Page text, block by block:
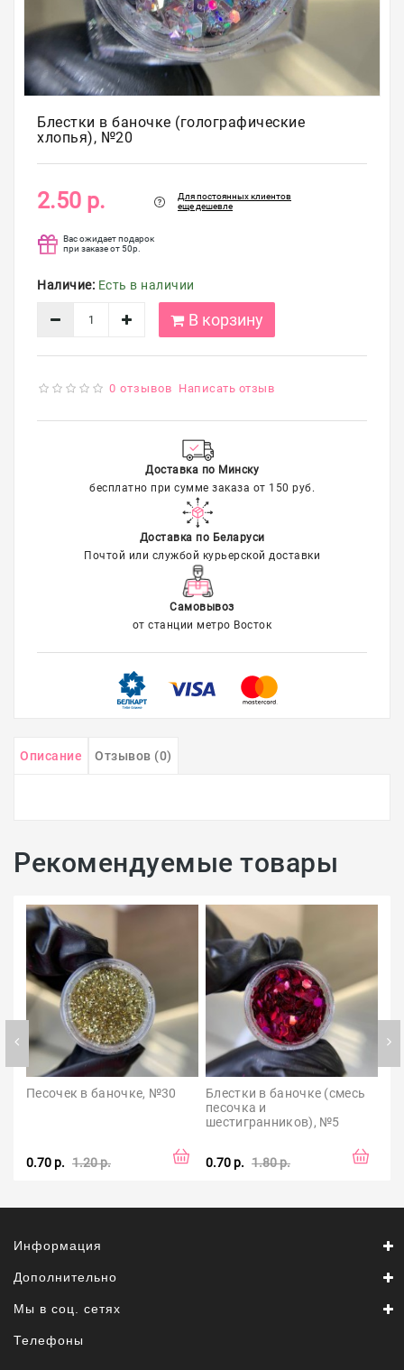
био
тату
Подарочные
Подарочная
упаковка
Распродажа
Блестки в баночке (голографические
хлопья), №20
2.50 р.
Для постоянных клиентов
еще дешевле
Вас ожидает подарок
при заказе от 50р.
Наличие: Есть в наличии
В корзину
0 отзывов Написать отзыв
Доставка по Минску
бесплатно при сумме заказа от 150 руб.
Доставка по Беларуси
Почтой или службой курьерской доставки
Самовывоз
от станции метро Восток
Описание Отзывов (0)
Рекомендуемые товары
Песочек в баночке, №30
0.70 р. 1.20 р.
Блестки в баночке (смесь
песочка и
шестигранников), №5
0.70 р. 1.80 р.
Информация
Дополнительно
Мы в соц. сетях
Телефоны